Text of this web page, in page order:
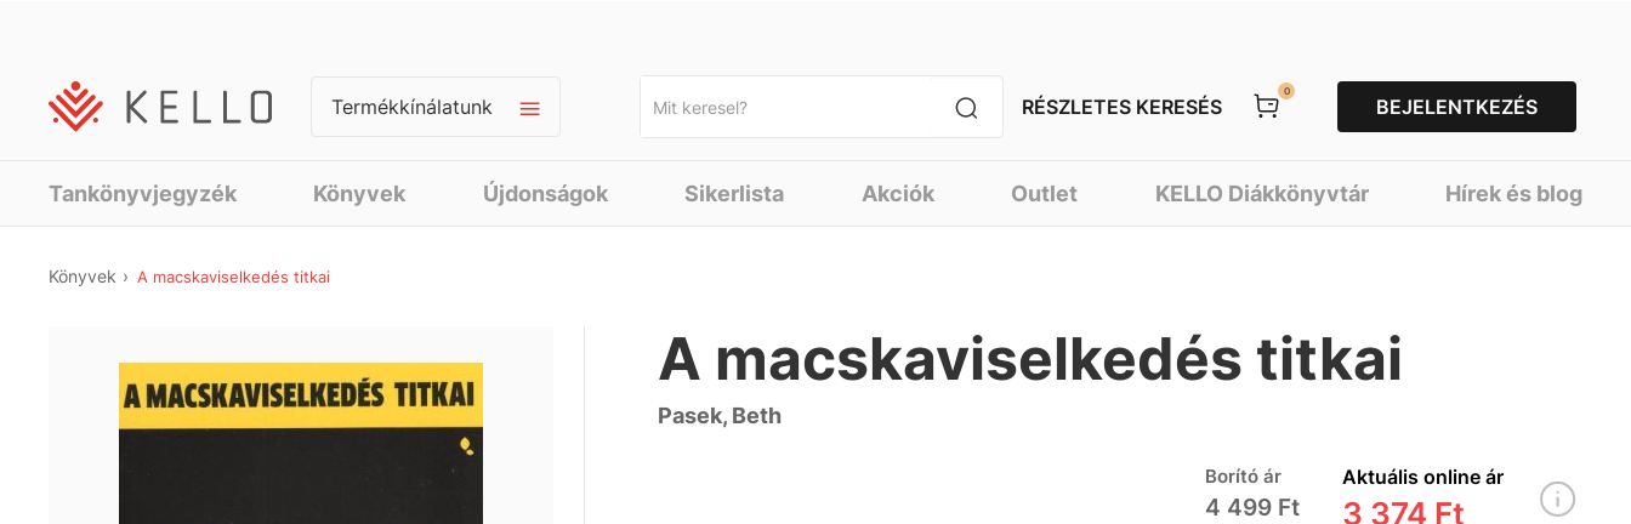
Termékkínálatunk RÉSZLETES KERESÉS
0
BEJELENTKEZÉS
Tankönyvjegyzék Könyvek Újdonságok Sikerlista Akciók Outlet KELLO Diákkönyvtár Hírek és blog
Könyvek A macskaviselkedés titkai
A macskaviselkedés titkai
Pasek, Beth
Borító ár
4 499 Ft
Aktuális online ár
3 374 Ft